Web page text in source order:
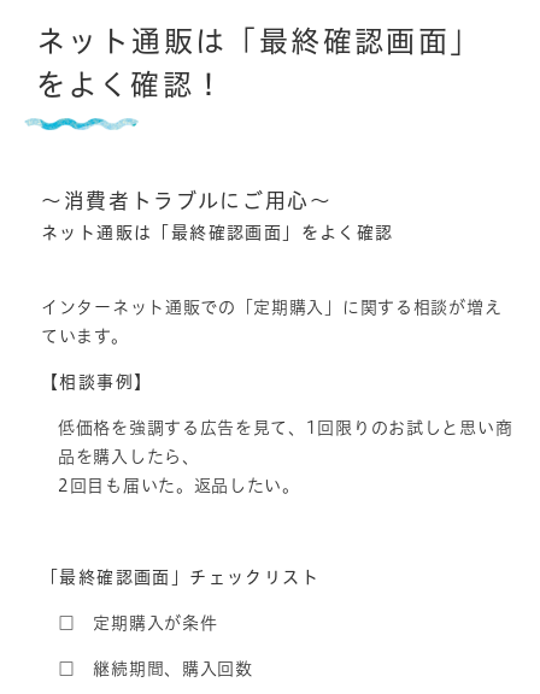
ネット通販は「最終確認画面」
をよく確認！
～消費者トラブルにご用心～
ネット通販は「最終確認画面」をよく確認
インターネット通販での「定期購入」に関する相談が増え
ています。
【相談事例】
低価格を強調する広告を見て、1回限りのお試しと思い商
品を購入したら、
2回目も届いた。返品したい。
「最終確認画面」チェックリスト
□ 定期購入が条件
□ 継続期間、購入回数